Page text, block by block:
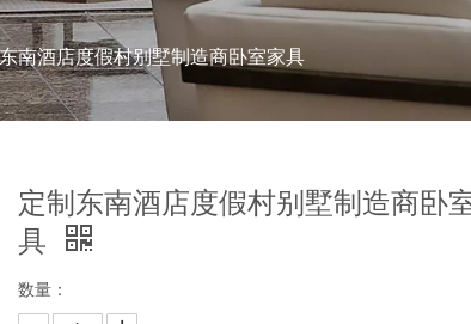
南酒店度假村别墅制造商卧室家具
定制东南酒店度假村别墅制造商卧
具
数量：